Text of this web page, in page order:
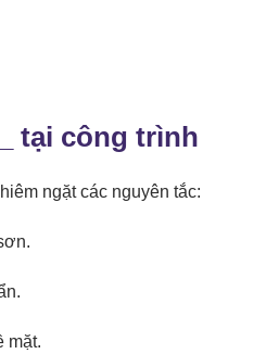
_ tại công trình
ngặt các nguyên tắc:
mặt.